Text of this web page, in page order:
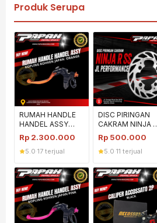
Produk Serupa
RUMAH HANDLE
HANDEL ASSY
KOPLING KOHKEN
JAPAN ORANGE
Rp 2.300.000
5.0 17 terjual
DISC PIRINGAN
CAKRAM NINJA R
SS JL
PERFORMANCE
Rp 500.000
5.0 ·11 terjual